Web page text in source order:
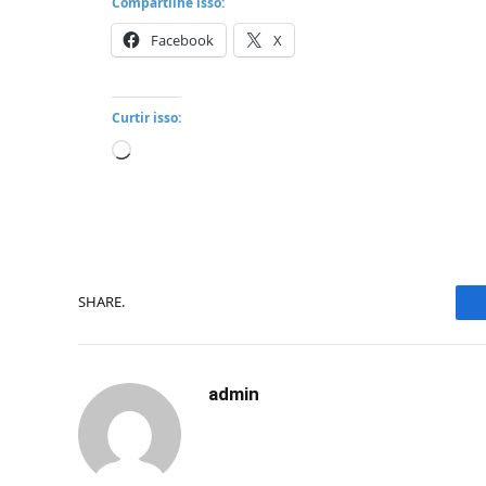
Facebook X
Curtir isso:
Carregando...
SHARE.
admin